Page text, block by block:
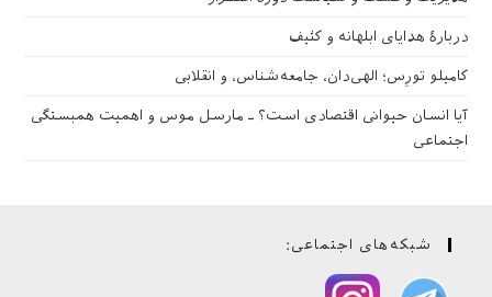
دربارهٔ هدایای ابلهانه و کثیف
کامیلو تورِس؛ الهی‌دان، جامعه‌شناس، و انقلابی
آیا انسان حیوانی اقتصادی است؟ ـ مارسل موس و اهمیت همبستگی
اجتماعی
شبکه‌های اجتماعی: